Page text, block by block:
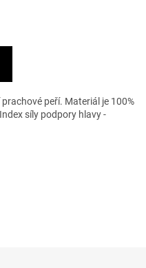
peří. Materiál je 100%
síly podpory hlavy -